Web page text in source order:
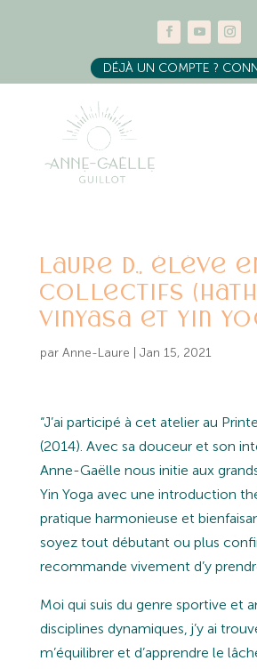
DÉJÀ UN COMPTE ?
Laure D., élève
collectifs
vinyasa et yin
par Anne-Laure Jan 15, 2021
“J’ai participé à cet atelier au
(2014). Avec sa douceur et son
Anne-Gaëlle nous initie aux
Yin Yoga avec une introduction
pratique harmonieuse et
soyez tout débutant ou plus
recommande vivement d’y
Moi qui suis du genre sportive et
disciplines dynamiques, j’y ai
m’équilibrer et d’apprendre le